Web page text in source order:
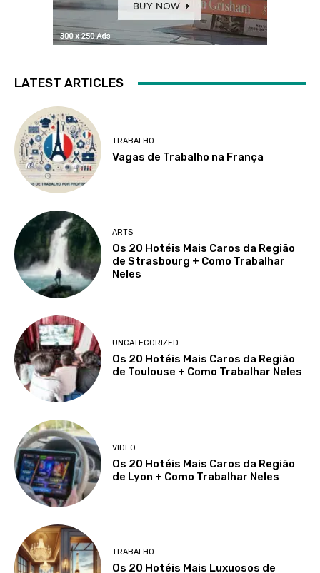
LATEST ARTICLES
TRABALHO
Vagas de Trabalho na França
ARTS
Os 20 Hotéis Mais Caros da Região
de Strasbourg + Como Trabalhar
Neles
UNCATEGORIZED
Os 20 Hotéis Mais Caros da Região
de Toulouse + Como Trabalhar Neles
VIDEO
Os 20 Hotéis Mais Caros da Região
de Lyon + Como Trabalhar Neles
TRABALHO
Os 20 Hotéis Mais Luxuosos de